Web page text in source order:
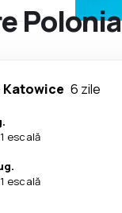
Polonia
Katowice 6 zile
1 escală
1 escală